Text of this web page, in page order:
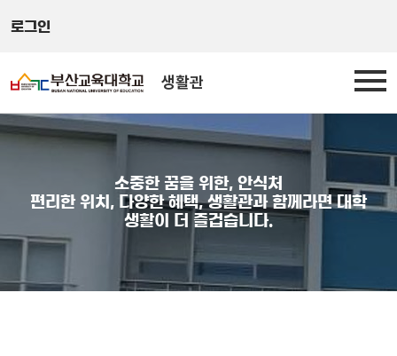
로그인
생활관
소중한 꿈을 위한, 안식처
편리한 위치, 다양한 혜택, 생활관과 함께라면 대학
생활이 더 즐겁습니다.